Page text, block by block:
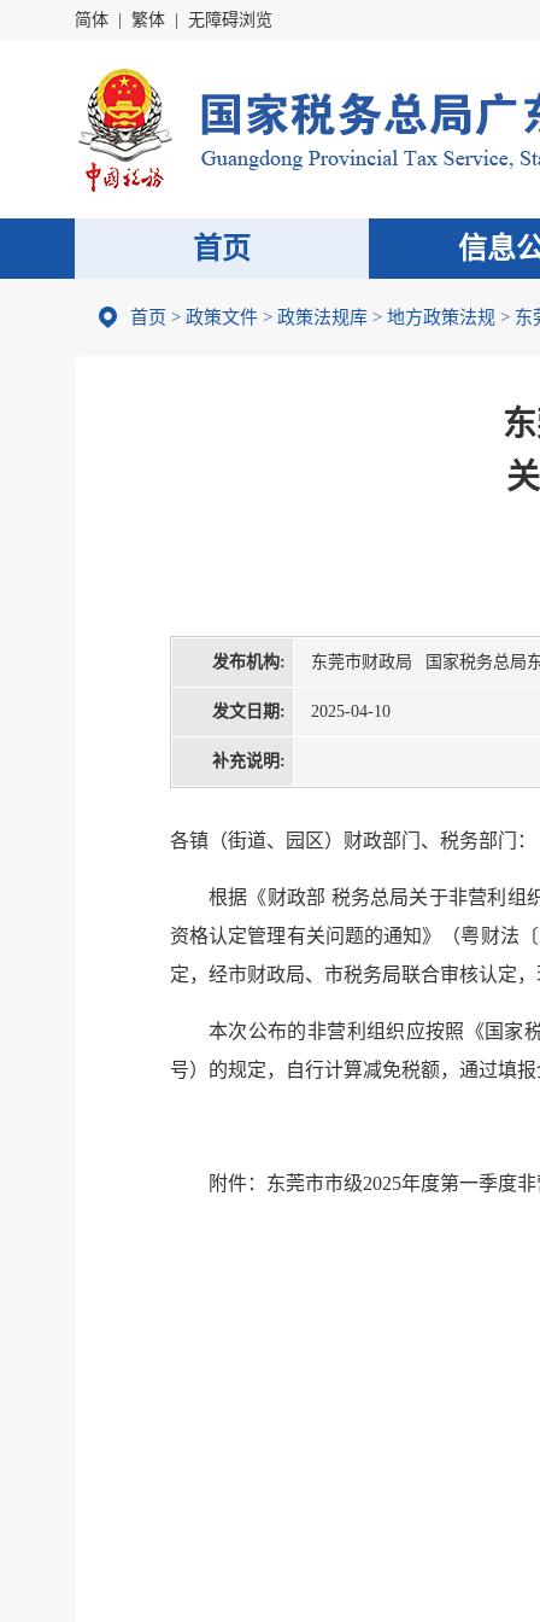
简体 繁体 无障碍浏览
首页 信息
首页 > 政策文件 > 政策法规库 > 地方政策法规 > 东
发布机构: 东莞市财政局 国家税务总局
发文日期: 2025-04-10
补充说明:
各镇（街道、园区）财政部门、税务部门：
根据《财政部 税务总局关于非营利组
资格认定管理有关问题的通知》（粤财法
定，经市财政局、市税务局联合审核认定
本次公布的非营利组织应按照《国家
号）的规定，自行计算减免税额，通过填
附件：东莞市市级2025年度第一季度